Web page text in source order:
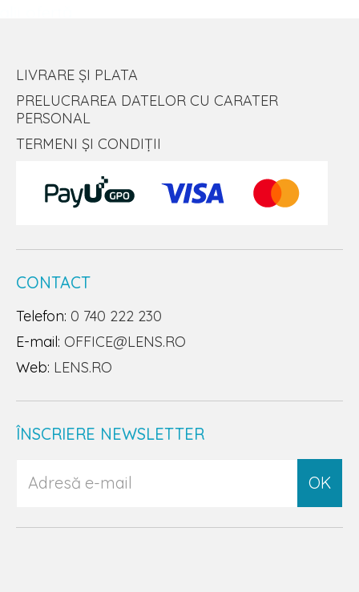
LIVRARE ȘI PLATA
PRELUCRAREA DATELOR CU CARATER
PERSONAL
TERMENI ȘI CONDIȚII
CONTACT
Telefon: 0 740 222 230
E-mail: OFFICE@LENS.RO
Web: LENS.RO
ÎNSCRIERE NEWSLETTER
OK